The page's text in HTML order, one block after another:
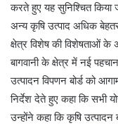
करते हुए यह सुनिश्चित
अन्य कृषि उत्पाद अधिक
क्षेत्र विशेष की विशेषताओं के
बागवानी के क्षेत्र में नई
उत्पादन विपणन बोर्ड को
निर्देश देते हुए कहा कि सभी
उन्होंने कहा कि कृषि